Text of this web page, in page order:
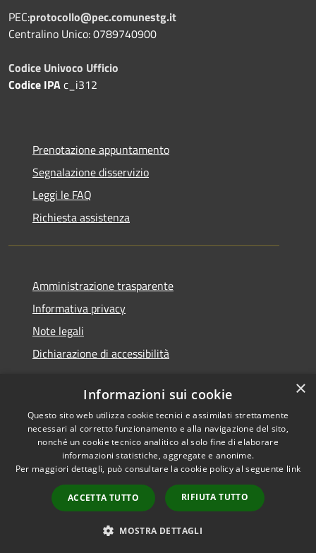
PEC:protocollo@pec.comunestg.it
Centralino Unico: 0789740900
Codice Univoco Ufficio
Codice IPAc_i312
Prenotazione appuntamento
Segnalazione disservizio
Leggi le FAQ
Richiesta assistenza
Amministrazione trasparente
Informativa privacy
Note legali
Dichiarazione di accessibilità
RSS
Accessibilità
Cookie
Mappa del sito
WebMail
Copyright © 2026 • Comune di
Santa Teresa Gallura •
Powered byMunicipium
Accesso redazione
×
Informazioni sui cookie
Questo sito web utilizza cookie tecnici e assimilati strettamente
necessari al corretto funzionamento e alla navigazione del sito,
nonché un cookie tecnico analitico al solo fine di elaborare
informazioni statistiche, aggregate e anonime.
Per maggiori dettagli, può consultare la cookie policy al seguente link
ACCETTA TUTTO RIFIUTA TUTTO
MOSTRA DETTAGLI